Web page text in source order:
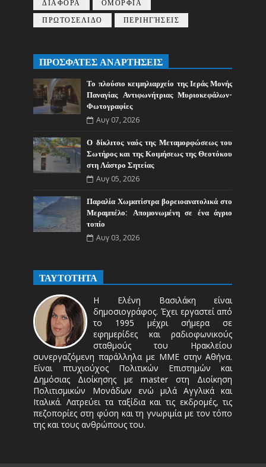
ΔΙΑΦΟΡΑ
ΟΜΟΡΦΙΑ
ΠΡΩΤΟΣΕΛΙΔΟ
ΠΕΡΙΗΓΉΣΕΙΣ
ΠΡΟΣΦΑΤΕΣ ΑΝΑΡΤΗΣΕΙΣ
Το πλούσιο κειμηλιαρχείο της Ιεράς Μονής
Παναγίας Αντιφωνήτριας Μυριοκεφάλων-
Φωτογραφίες
Αυγ 07, 2026
Ο δίκλιτος ναός της Μεταμορφώσεως του
Σωτήρος και της Κοιμήσεως της Θεοτόκου
στη Λάστρο Σητείας
Αυγ 05, 2026
Παραλία Χωματίστρα βορειοανατολικά στο
Μεραμπέλο: Απομονωμένη σε ένα άγριο
τοπίο
Αυγ 03, 2026
ΤΑΥΤΟΤΗΤΑ
Η Ελένη Βασιλάκη είναι
δημοσιογράφος. Έχει εργαστεί από
το 1995 μέχρι σήμερα σε
εφημερίδες και ραδιοφωνικούς
σταθμούς του Ηρακλείου
συνεργαζόμενη παράλληλα με ΜΜΕ στην Αθήνα.
Είναι πτυχιούχος Πολιτικών Επιστημών και
Δημόσιας Διοίκησης με master στη Διοίκηση
Πολιτισμικών Μονάδων ενώ μιλά Αγγλικά και
Ιταλικά. Λατρεύει τα ταξίδια και τις εκδρομές, τις
πεζοπορίες στη φύση και τη γνωριμία με τον τόπο
της και τους ανθρώπους του.